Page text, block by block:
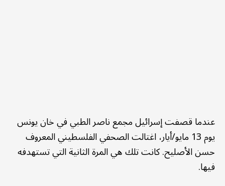
عندما قصفت إسرائيل مجمع ناصر الطبي في خان يونس
يوم 13 مايو/أيار، اغتالت الصحفي الفلسطيني المعروف
حسن الأصليح. كانت تلك هي المرة الثانية التي تستهدفه
فيها.